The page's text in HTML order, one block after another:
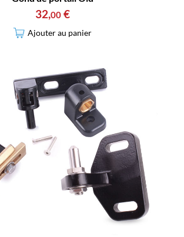
32,00 €
Ajouter au panier